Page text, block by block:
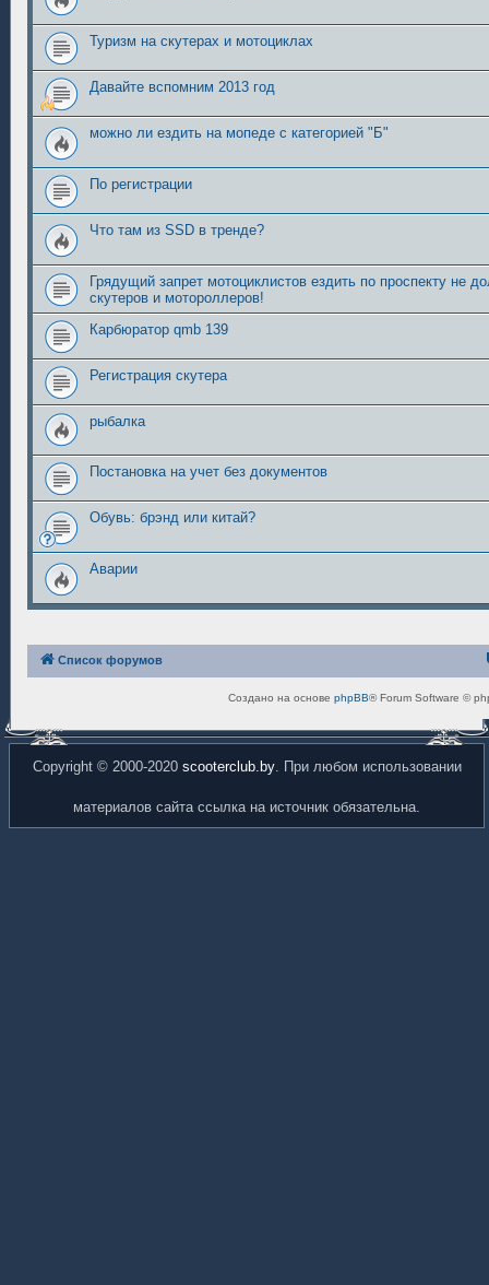
Туризм на скутерах и мотоциклах
Давайте вспомним 2013 год
можно ли ездить на мопеде с категорией "Б"
По регистрации
Что там из SSD в тренде?
Грядущий запрет мотоциклистов ездить по проспекту не
скутеров и мотороллеров!
Карбюратор qmb 139
Регистрация скутера
рыбалка
Постановка на учет без документов
Обувь: брэнд или китай?
Аварии
Список форумов
Создано на основе phpBB® Forum Software ©
Copyright © 2000-2020 scooterclub.by. При любом использовании
материалов сайта ссылка на источник обязательна.